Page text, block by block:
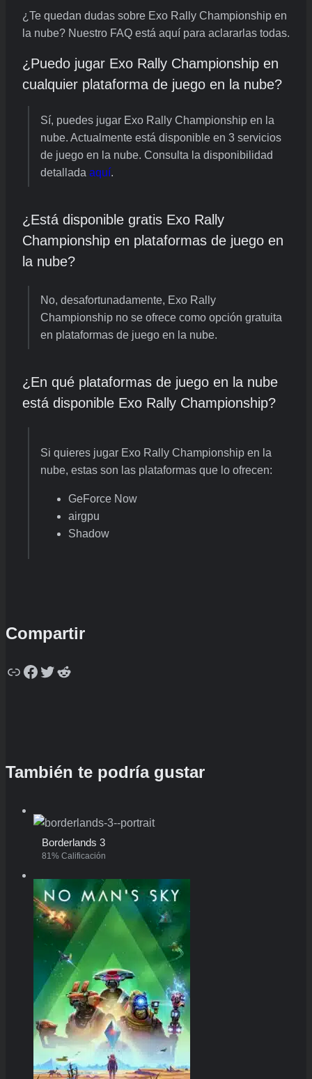
¿Te quedan dudas sobre Exo Rally Championship en
la nube? Nuestro FAQ está aquí para aclararlas todas.
¿Puedo jugar Exo Rally Championship en
cualquier plataforma de juego en la nube?
Sí, puedes jugar Exo Rally Championship en la
nube. Actualmente está disponible en 3 servicios
de juego en la nube. Consulta la disponibilidad
detallada aquí.
¿Está disponible gratis Exo Rally
Championship en plataformas de juego en
la nube?
No, desafortunadamente, Exo Rally
Championship no se ofrece como opción gratuita
en plataformas de juego en la nube.
¿En qué plataformas de juego en la nube
está disponible Exo Rally Championship?
Si quieres jugar Exo Rally Championship en la
nube, estas son las plataformas que lo ofrecen:
GeForce Now
airgpu
Shadow
Compartir
Copy
Facebook
Twitter
Reddit
También te podría gustar
Borderlands 3
81% Calificación